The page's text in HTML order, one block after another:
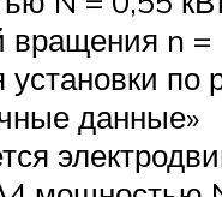
вращения n
по
данные»